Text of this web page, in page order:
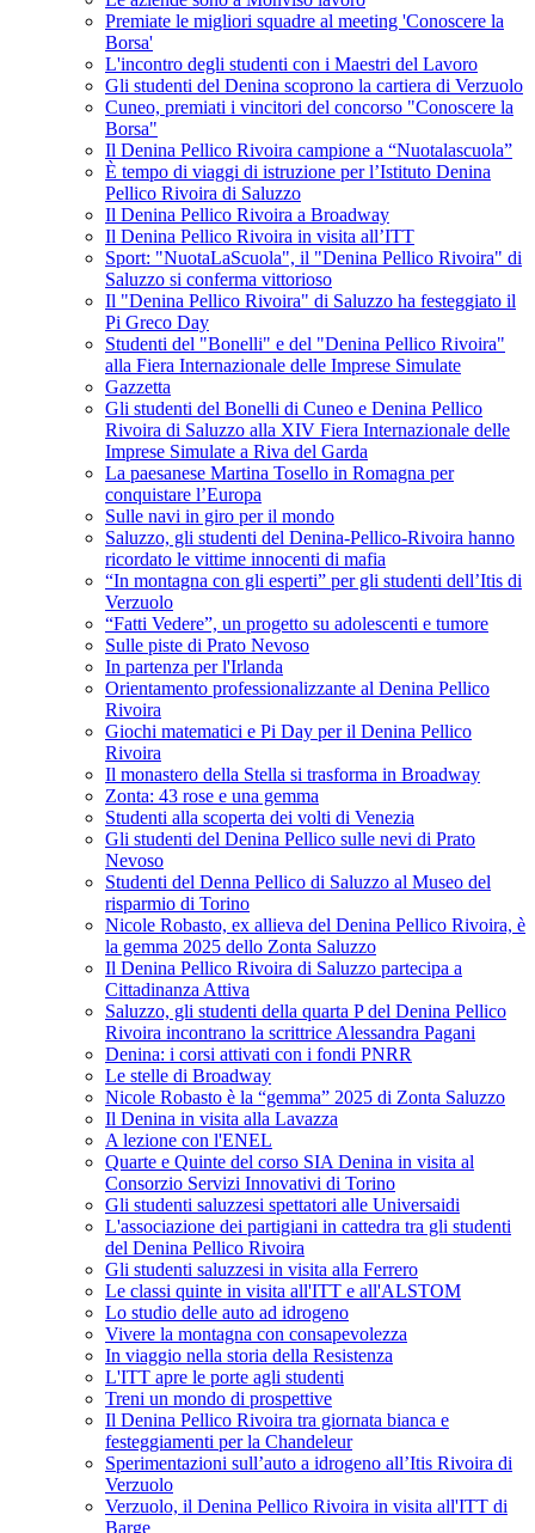
Premiate le migliori squadre al meeting 'Conoscere la
Borsa'
L'incontro degli studenti con i Maestri del Lavoro
Gli studenti del Denina scoprono la cartiera di Verzuolo
Cuneo, premiati i vincitori del concorso "Conoscere la
Borsa"
Il Denina Pellico Rivoira campione a “Nuotalascuola”
È tempo di viaggi di istruzione per l’Istituto Denina
Pellico Rivoira di Saluzzo
Il Denina Pellico Rivoira a Broadway
Il Denina Pellico Rivoira in visita all’ITT
Sport: "NuotaLaScuola", il "Denina Pellico Rivoira" di
Saluzzo si conferma vittorioso
Il "Denina Pellico Rivoira" di Saluzzo ha festeggiato il
Pi Greco Day
Studenti del "Bonelli" e del "Denina Pellico Rivoira"
alla Fiera Internazionale delle Imprese Simulate
Gazzetta
Gli studenti del Bonelli di Cuneo e Denina Pellico
Rivoira di Saluzzo alla XIV Fiera Internazionale delle
Imprese Simulate a Riva del Garda
La paesanese Martina Tosello in Romagna per
conquistare l’Europa
Sulle navi in giro per il mondo
Saluzzo, gli studenti del Denina-Pellico-Rivoira hanno
ricordato le vittime innocenti di mafia
“In montagna con gli esperti” per gli studenti dell’Itis di
Verzuolo
“Fatti Vedere”, un progetto su adolescenti e tumore
Sulle piste di Prato Nevoso
In partenza per l'Irlanda
Orientamento professionalizzante al Denina Pellico
Rivoira
Giochi matematici e Pi Day per il Denina Pellico
Rivoira
Il monastero della Stella si trasforma in Broadway
Zonta: 43 rose e una gemma
Studenti alla scoperta dei volti di Venezia
Gli studenti del Denina Pellico sulle nevi di Prato
Nevoso
Studenti del Denna Pellico di Saluzzo al Museo del
risparmio di Torino
Nicole Robasto, ex allieva del Denina Pellico Rivoira, è
la gemma 2025 dello Zonta Saluzzo
Il Denina Pellico Rivoira di Saluzzo partecipa a
Cittadinanza Attiva
Saluzzo, gli studenti della quarta P del Denina Pellico
Rivoira incontrano la scrittrice Alessandra Pagani
Denina: i corsi attivati con i fondi PNRR
Le stelle di Broadway
Nicole Robasto è la “gemma” 2025 di Zonta Saluzzo
Il Denina in visita alla Lavazza
A lezione con l'ENEL
Quarte e Quinte del corso SIA Denina in visita al
Consorzio Servizi Innovativi di Torino
Gli studenti saluzzesi spettatori alle Universaidi
L'associazione dei partigiani in cattedra tra gli studenti
del Denina Pellico Rivoira
Gli studenti saluzzesi in visita alla Ferrero
Le classi quinte in visita all'ITT e all'ALSTOM
Lo studio delle auto ad idrogeno
Vivere la montagna con consapevolezza
In viaggio nella storia della Resistenza
L'ITT apre le porte agli studenti
Treni un mondo di prospettive
Il Denina Pellico Rivoira tra giornata bianca e
festeggiamenti per la Chandeleur
Sperimentazioni sull’auto a idrogeno all’Itis Rivoira di
Verzuolo
Verzuolo, il Denina Pellico Rivoira in visita all'ITT di
Barge